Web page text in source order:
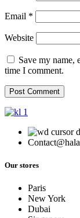
Email *
Website
Save my name,
time I comment.
Our stores
Paris
New York
Dubai